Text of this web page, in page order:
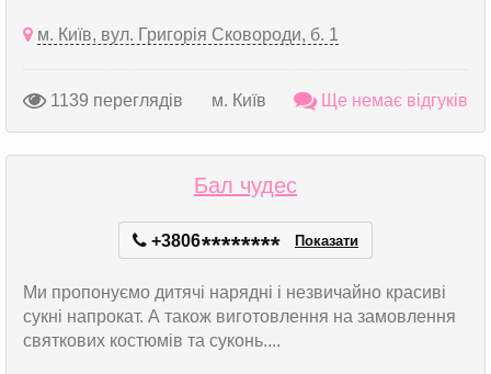
м. Київ, вул. Григорія Сковороди, б. 1
1139 переглядів м. Київ Ще немає відгуків
Бал чудес
+3806******** Показати
Ми пропонуємо дитячі нарядні і незвичайно красиві
сукні напрокат. А також виготовлення на замовлення
святкових костюмів та суконь....